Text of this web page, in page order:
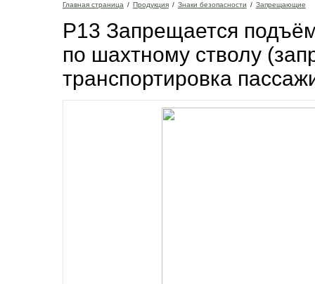
Главная страница / Продукция / Знаки безопасности / Запрещающие
P13 Запрещается
по шахтному стволу
транспортировка